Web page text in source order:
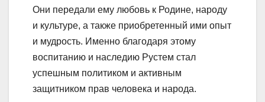
Они передали ему любовь к Родине, народу
и культуре, а также приобретенный ими опыт
и мудрость. Именно благодаря этому
воспитанию и наследию Рустем стал
успешным политиком и активным
защитником прав человека и народа.